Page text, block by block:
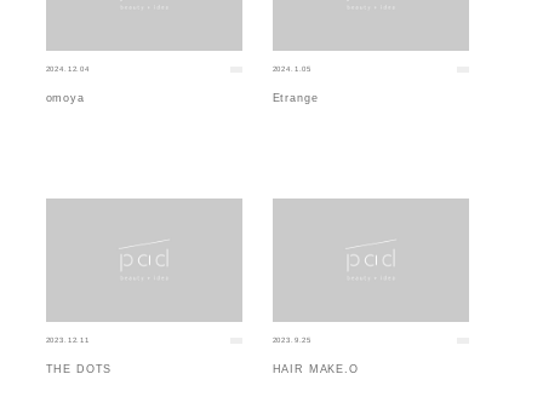
2024.12.04
omoya
2024.1.05
Etrange
2023.12.11
THE DOTS
2023.9.25
HAIR MAKE.O